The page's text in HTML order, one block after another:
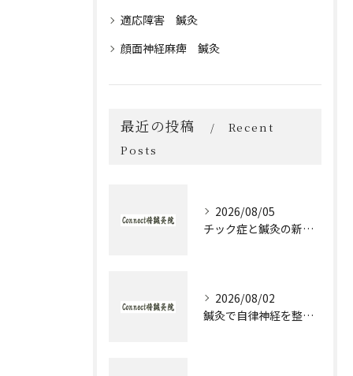
適応障害 鍼灸
顔面神経麻痺 鍼灸
最近の投稿
Recent
Posts
2026/08/05
チック症と鍼灸の新作治療体験談とセルフケア実践ガイド
2026/08/02
鍼灸で自律神経を整える発達障害のための実践アプローチ